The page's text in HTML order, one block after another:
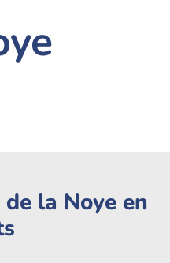
la Noye en